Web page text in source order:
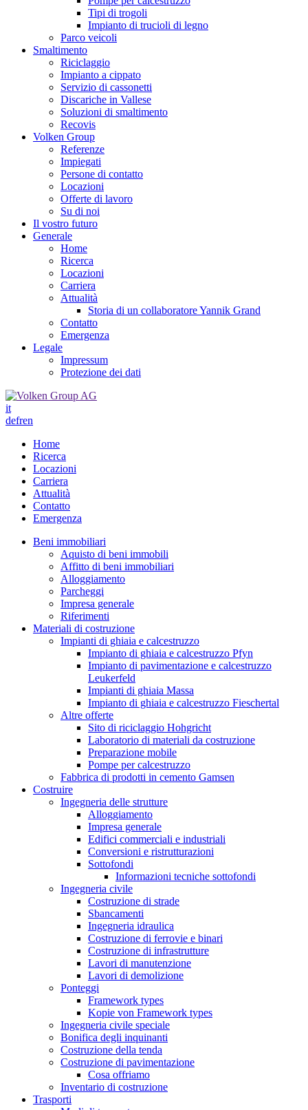
Tipi di trogoli
Impianto di trucioli di legno
Parco veicoli
Smaltimento
Riciclaggio
Impianto a cippato
Servizio di cassonetti
Discariche in Vallese
Soluzioni di smaltimento
Recovis
Volken Group
Referenze
Impiegati
Persone di contatto
Locazioni
Offerte di lavoro
Su di noi
Il vostro futuro
Generale
Home
Ricerca
Locazioni
Carriera
Attualità
Storia di un collaboratore Yannik Grand
Contatto
Emergenza
Legale
Impressum
Protezione dei dati
it
defren
Home
Ricerca
Locazioni
Carriera
Attualità
Contatto
Emergenza
Beni immobiliari
Aquisto di beni immobili
Affitto di beni immobiliari
Alloggiamento
Parcheggi
Impresa generale
Riferimenti
Materiali di costruzione
Impianti di ghiaia e calcestruzzo
Impianto di ghiaia e calcestruzzo Pfyn
Impianto di pavimentazione e calcestruzzo
Leukerfeld
Impianti di ghiaia Massa
Impianto di ghiaia e calcestruzzo Fieschertal
Altre offerte
Sito di riciclaggio Hohgricht
Laboratorio di materiali da costruzione
Preparazione mobile
Pompe per calcestruzzo
Fabbrica di prodotti in cemento Gamsen
Costruire
Ingegneria delle strutture
Alloggiamento
Impresa generale
Edifici commerciali e industriali
Conversioni e ristrutturazioni
Sottofondi
Informazioni tecniche sottofondi
Ingegneria civile
Costruzione di strade
Sbancamenti
Ingegneria idraulica
Costruzione di ferrovie e binari
Costruzione di infrastrutture
Lavori di manutenzione
Lavori di demolizione
Ponteggi
Framework types
Kopie von Framework types
Ingegneria civile speciale
Bonifica degli inquinanti
Costruzione della tenda
Costruzione di pavimentazione
Cosa offriamo
Inventario di costruzione
Trasporti